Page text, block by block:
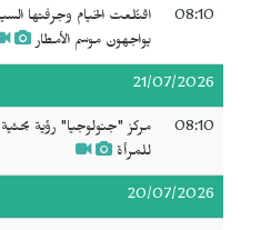
08:10
اقتُلعت الخيام وجرفتها
يواجهون موسم الأمطار
21/07/2026
08:10
مركز "جنولوجيا" رؤية
للمرأة
20/07/2026